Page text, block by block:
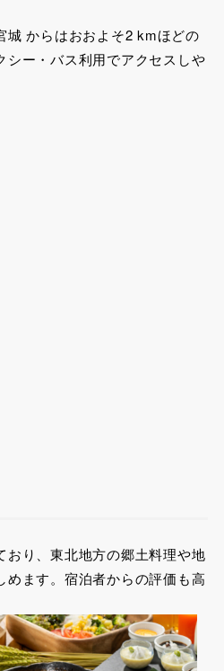
城 からはおおよそ2 kmほどの
シー・バス利用でアクセスしや
おり、東北地方の郷土料理や地
めます。宿泊者からの評価も高